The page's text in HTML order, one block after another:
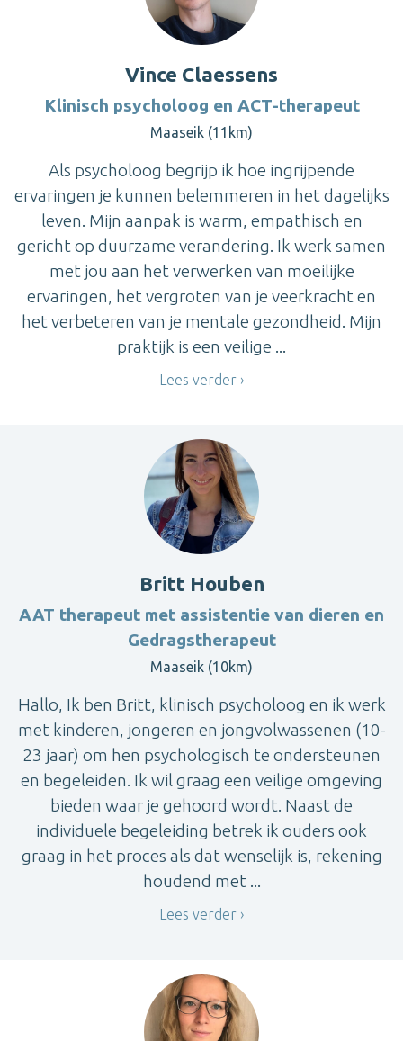
Vince Claessens
Klinisch psycholoog en ACT-therapeut
Maaseik (11km)
Als psycholoog begrijp ik hoe ingrijpende
ervaringen je kunnen belemmeren in het dagelijks
leven. Mijn aanpak is warm, empathisch en
gericht op duurzame verandering. Ik werk samen
met jou aan het verwerken van moeilijke
ervaringen, het vergroten van je veerkracht en
het verbeteren van je mentale gezondheid. Mijn
praktijk is een veilige ...
Lees verder
Britt Houben
AAT therapeut met assistentie van dieren en
Gedragstherapeut
Maaseik (10km)
Hallo, Ik ben Britt, klinisch psycholoog en ik werk
met kinderen, jongeren en jongvolwassenen (10-
23 jaar) om hen psychologisch te ondersteunen
en begeleiden. Ik wil graag een veilige omgeving
bieden waar je gehoord wordt. Naast de
individuele begeleiding betrek ik ouders ook
graag in het proces als dat wenselijk is, rekening
houdend met ...
Lees verder